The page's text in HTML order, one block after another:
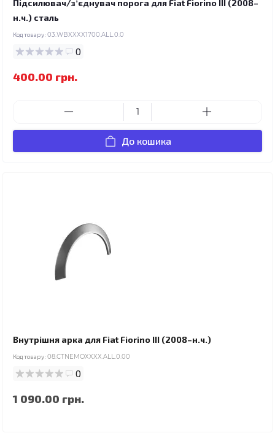
Підсилювач/зʼєднувач порога для Fiat Fiorino III (2008–
н.ч.) сталь
Код товару: 03.WBXXXX1700.ALL.0.0
0
400.00 грн.
До кошика
Внутрішня арка для Fiat Fiorino III (2008–н.ч.)
Код товару: 08.CTNEMOXXXX.ALL.0.00
0
1 090.00 грн.